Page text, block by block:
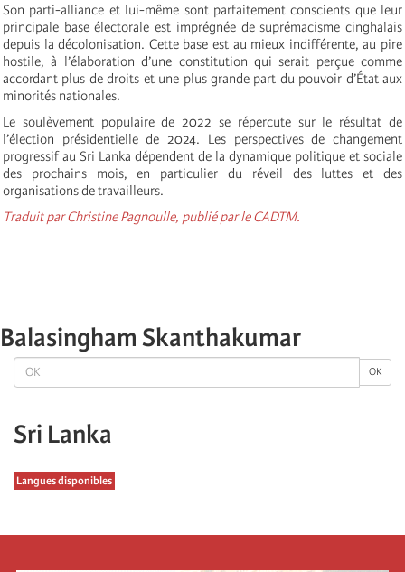
OK OK
Sri Lanka
Langues disponibles
Son parti-alliance et lui-même sont parfaitement conscients que leur
principale base électorale est imprégnée de suprémacisme cinghalais
depuis la décolonisation. Cette base est au mieux indifférente, au pire
hostile, à l’élaboration d’une constitution qui serait perçue comme
accordant plus de droits et une plus grande part du pouvoir d’État aux
minorités nationales.
Le soulèvement populaire de 2022 se répercute sur le résultat de
l’élection présidentielle de 2024. Les perspectives de changement
progressif au Sri Lanka dépendent de la dynamique politique et sociale
des prochains mois, en particulier du réveil des luttes et des
organisations de travailleurs.
Traduit par Christine Pagnoulle, publié par le CADTM.
Balasingham Skanthakumar